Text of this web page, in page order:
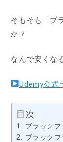
そもそも「ブ
か？
なんで安くな
Udemy公式
目次
ブラック
ブラック